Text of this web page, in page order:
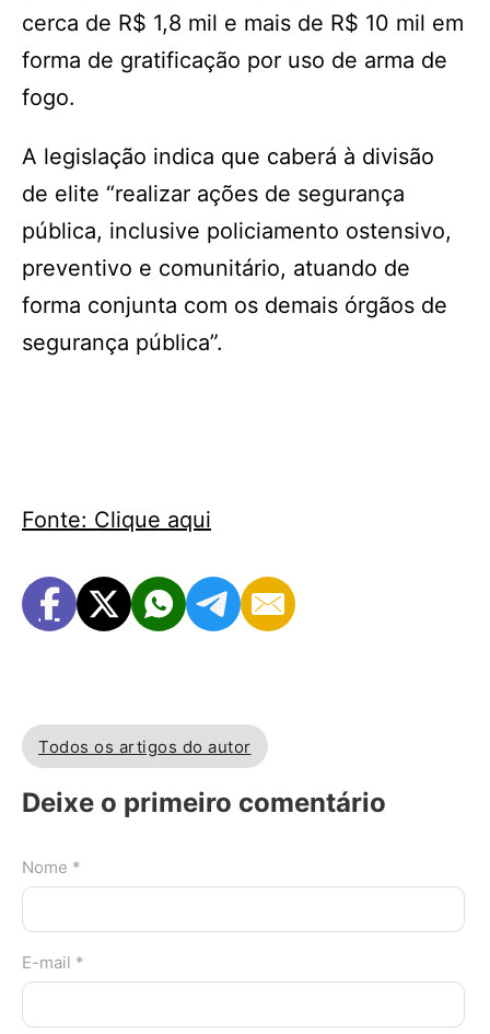
cerca de R$ 1,8 mil e mais de R$ 10 mil em
forma de gratificação por uso de arma de
fogo.
A legislação indica que caberá à divisão
de elite “realizar ações de segurança
pública, inclusive policiamento ostensivo,
preventivo e comunitário, atuando de
forma conjunta com os demais órgãos de
segurança pública”.
Fonte: Clique aqui
Todos os artigos do autor
Deixe o primeiro comentário
Nome *
E-mail *